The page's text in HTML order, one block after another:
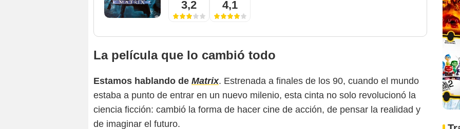
3,2 4,1
La película que lo cambió todo
Estamos hablando de Matrix. Estrenada a finales de los 90, cuando el mundo
estaba a punto de entrar en un nuevo milenio, esta cinta no solo revolucionó la
ciencia ficción: cambió la forma de hacer cine de acción, de pensar la realidad y
de imaginar el futuro.